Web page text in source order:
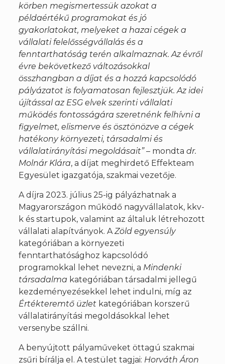
körben megismertessük azokat a
példaértékű programokat és jó
gyakorlatokat, melyeket a hazai cégek a
vállalati felelősségvállalás és a
fenntarthatóság terén alkalmaznak. Az évről
évre bekövetkező változásokkal
összhangban a díjat és a hozzá kapcsolódó
pályázatot is folyamatosan fejlesztjük. Az idei
újítással az ESG elvek szerinti vállalati
működés fontosságára szeretnénk felhívni a
figyelmet, elismerve és ösztönözve a cégek
hatékony környezeti, társadalmi és
vállalatirányítási megoldásait”– mondta dr.
Molnár Klára, a díjat meghirdető Effekteam
Egyesület igazgatója, szakmai vezetője.
A díjra 2023. július 25-ig pályázhatnak a
Magyarországon működő nagyvállalatok, kkv-
k és startupok, valamint az általuk létrehozott
vállalati alapítványok. AZöld egyensúly
kategóriában a környezeti
fenntarthatósághoz kapcsolódó
programokkal lehet nevezni, a Mindenki
társadalma kategóriában társadalmi jellegű
kezdeményezésekkel lehet indulni, míg az
Értékteremtő üzletkategóriában korszerű
vállalatirányítási megoldásokkal lehet
versenybe szállni.
A benyújtott pályaműveket öttagú szakmai
zsűri bírálja el. A testület tagjai: Horváth Áron